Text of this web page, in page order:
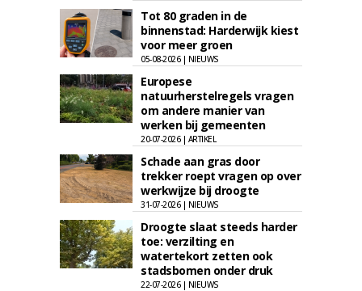
Tot 80 graden in de
binnenstad: Harderwijk kiest
voor meer groen
05-08-2026 | NIEUWS
Europese
natuurherstelregels vragen
om andere manier van
werken bij gemeenten
20-07-2026 | ARTIKEL
Schade aan gras door
trekker roept vragen op over
werkwijze bij droogte
31-07-2026 | NIEUWS
Droogte slaat steeds harder
toe: verzilting en
watertekort zetten ook
stadsbomen onder druk
22-07-2026 | NIEUWS